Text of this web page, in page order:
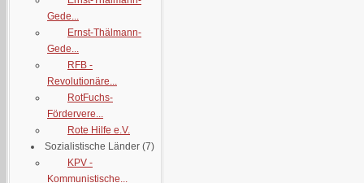
Gede...
Ernst-Thälmann-
Gede...
RFB -
Revolutionäre...
RotFuchs-
Fördervere...
Rote Hilfe e.V.
Sozialistische Länder (7)
KPV -
Kommunistische...